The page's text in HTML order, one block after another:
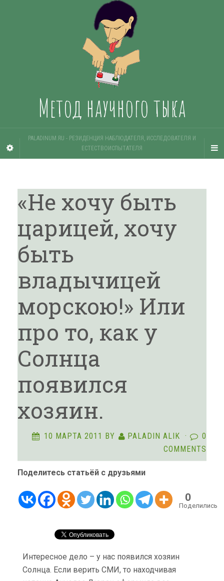
Метод научного тыка
PALADINUM.RU - РЕЗИДЕНЦИЯ НАБЛЮДАТЕЛЯ, ИССЛЕДОВАТЕЛЯ И
ЕСТЕСТВОИСПЫТАТЕЛЯ
«Не хочу быть
царицей, хочу
быть
владычицей
морскою!» Или
про то, как у
Солнца
появился
хозяин.
10 МАРТА 2011 BY PALADIN ALIK ·
0
COMMENTS
Поделитесь статьёй с друзьями
0
Поделились
Интересное дело – у нас появился хозяин
Солнца. Если верить СМИ, то находчивая